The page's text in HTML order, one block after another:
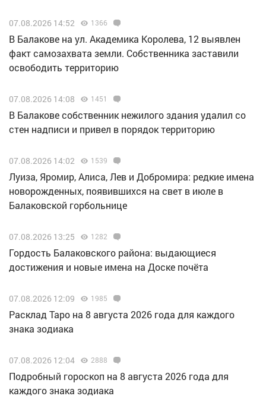
07.08.2026 14:52 1366
В Балакове на ул. Академика Королева, 12 выявлен
факт самозахвата земли. Собственника заставили
освободить территорию
07.08.2026 14:08 1451
В Балакове собственник нежилого здания удалил со
стен надписи и привел в порядок территорию
07.08.2026 14:02 1539
Луиза, Яромир, Алиса, Лев и Добромира: редкие имена
новорожденных, появившихся на свет в июле в
Балаковской горбольнице
07.08.2026 13:25 1282
Гордость Балаковского района: выдающиеся
достижения и новые имена на Доске почёта
07.08.2026 12:09 1985
Расклад Таро на 8 августа 2026 года для каждого
знака зодиака
07.08.2026 12:04 2888
Подробный гороскоп на 8 августа 2026 года для
каждого знака зодиака